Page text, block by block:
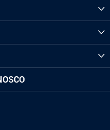


